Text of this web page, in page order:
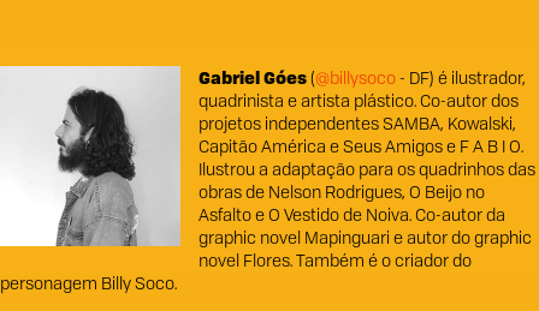
Gabriel Góes(@billysoco- DF) é ilustrador,
quadrinista e artista plástico. Co-autor dos
projetos independentes SAMBA, Kowalski,
Capitão América e Seus Amigos e F A B I O.
Ilustrou a adaptação para os quadrinhos das
obras de Nelson Rodrigues, O Beijo no
Asfalto e O Vestido de Noiva. Co-autor da
graphic novel Mapinguari e autor do graphic
novel Flores. Também é o criador do
personagem Billy Soco.